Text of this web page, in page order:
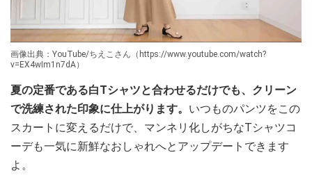
画像出典：YouTube/ちえこさん（https://www.youtube.com/watch?
v=EX4wIm1n7dA）
夏の定番である白Tシャツと合わせるだけでも、クリーン
で洗練された印象に仕上がります。 いつものパンツをこの
スカートに変えるだけで、マンネリ化しがちなTシャツコ
ーデも一気に新鮮なおしゃれへとアップデートできます
よ。